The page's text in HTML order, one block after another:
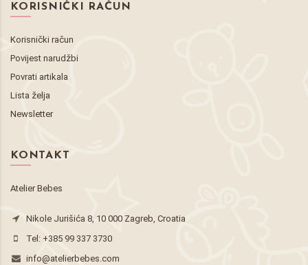
KORISNIČKI RAČUN
Korisnički račun
Povijest narudžbi
Povrati artikala
Lista želja
Newsletter
KONTAKT
Atelier Bebes
Nikole Jurišića 8, 10 000 Zagreb, Croatia
Tel: +385 99 337 3730
info@atelierbebes.com